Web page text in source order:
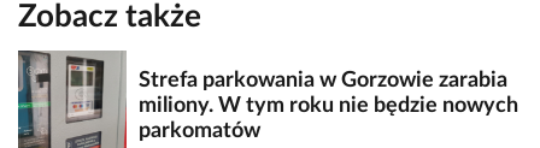
Zobacz także
Strefa parkowania w Gorzowie zarabia
miliony. W tym roku nie będzie nowych
parkomatów